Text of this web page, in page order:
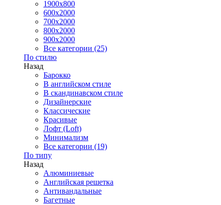
1900х800
600x2000
700x2000
800x2000
900x2000
Все категории (25)
По стилю
Назад
Барокко
В английском стиле
В скандинавском стиле
Дизайнерские
Классические
Красивые
Лофт (Loft)
Минимализм
Все категории (19)
По типу
Назад
Алюминиевые
Английская решетка
Антивандальные
Багетные